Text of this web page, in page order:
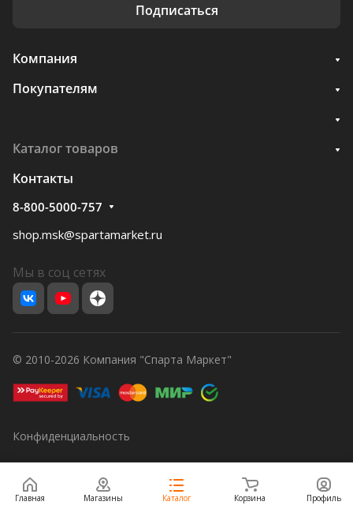
Подписаться
Компания
Покупателям
Каталог товаров
Контакты
8-800-5000-757
shop.msk@spartamarket.ru
Мы в соц сетях
© 2010-2026 Компания "Спарта Маркет"
Конфиденциальность
Главная Магазины Каталог Корзина Профиль